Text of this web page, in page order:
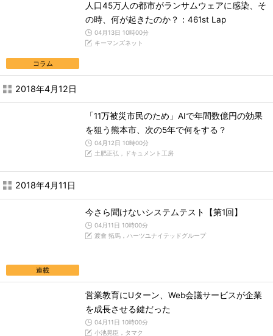
コラム
人口45万人の都市がランサムウェアに感染、そ
の時、何が起きたのか？：461st Lap
04月13日 10時00分
キーマンズネット
2018年4月12日
「11万被災市民のため」AIで年間数億円の効果
を狙う熊本市、次の5年で何をする？
04月12日 10時00分
土肥正弘，ドキュメント工房
2018年4月11日
連載
今さら聞けないシステムテスト【第1回】
04月11日 10時00分
渡會 拓馬，ハーツユナイテッドグループ
営業教育にUターン、Web会議サービスが企業
を成長させる鍵だった
04月11日 10時00分
小池晃臣，タマク